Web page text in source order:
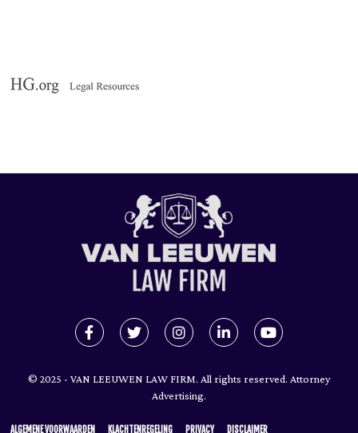
© 2025 - VAN LEEUWEN LAW FIRM. All rights reserved. Attorney
Advertising.
ALGEMENE VOORWAARDEN KLACHTENREGELING PRIVACY DISCLAIMER